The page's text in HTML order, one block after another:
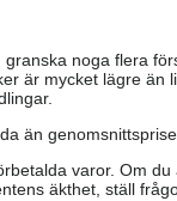
noga flera
är mycket lägre
än
varor. Om
äkthet, ställ